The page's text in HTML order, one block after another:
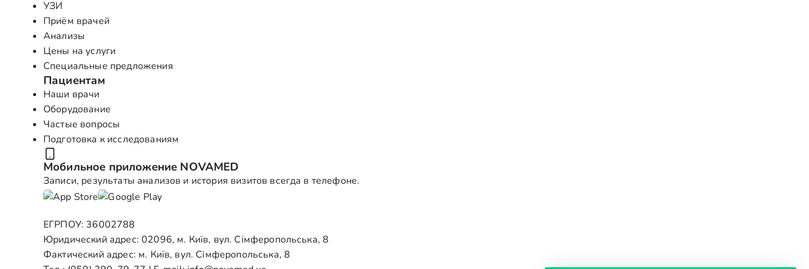
УЗИ
Приём врачей
Анализы
Цены на услуги
Специальные предложения
Пациентам
Наши врачи
Оборудование
Частые вопросы
Подготовка к исследованиям
Мобильное приложение NOVAMED
Записи, результаты анализов и история визитов всегда в телефоне.
ЕГРПОУ: 36002788
Юридический адрес: 02096, м. Київ, вул. Сімферопольська, 8
Фактический адрес: м. Київ, вул. Сімферопольська, 8